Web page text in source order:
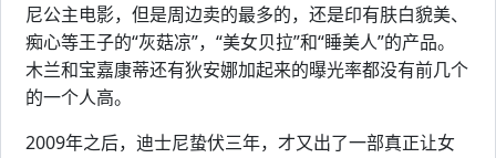
尼公主电影，但是周边卖的最多的，还是印有肤白貌美、
痴心等王子的“灰菇凉”，“美女贝拉”和“睡美人”的产品。
木兰和宝嘉康蒂还有狄安娜加起来的曝光率都没有前几个
的一个人高。
2009年之后，迪士尼蛰伏三年，才又出了一部真正让女